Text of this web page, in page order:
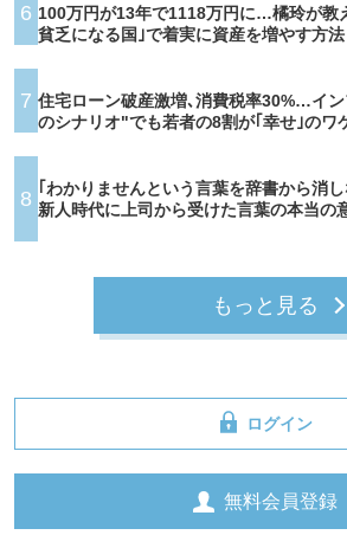
6 100万円が13年で1118万円に…橘玲が教
貧乏になる国｣で着実に資産を増やす方法
7 住宅ローン破産激増､消費税率30%…イ
のシナリオ"でも若者の8割が｢幸せ｣のワ
8 ｢わかりませんという言葉を辞書から消
新人時代に上司から受けた言葉の本当の
もっと見る
ログイン
無料会員登録